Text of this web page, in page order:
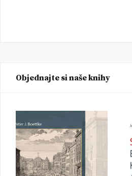
Objednajte si naše knihy